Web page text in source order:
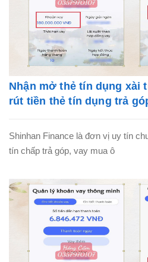
Nhận mở thẻ tín dụng xài
rút tiền thẻ tín dụng trả
Shinhan Finance là đơn vị uy tín
tín chấp trả góp, vay mua ô